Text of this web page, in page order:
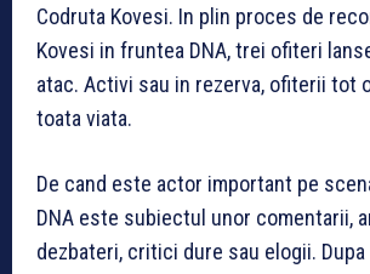
Codruta Kovesi. In plin proces de
Kovesi in fruntea DNA, trei ofiteri
atac. Activi sau in rezerva, ofiterii tot
toata viata.
De cand este actor important pe
DNA este subiectul unor comentarii,
dezbateri, critici dure sau elogii.